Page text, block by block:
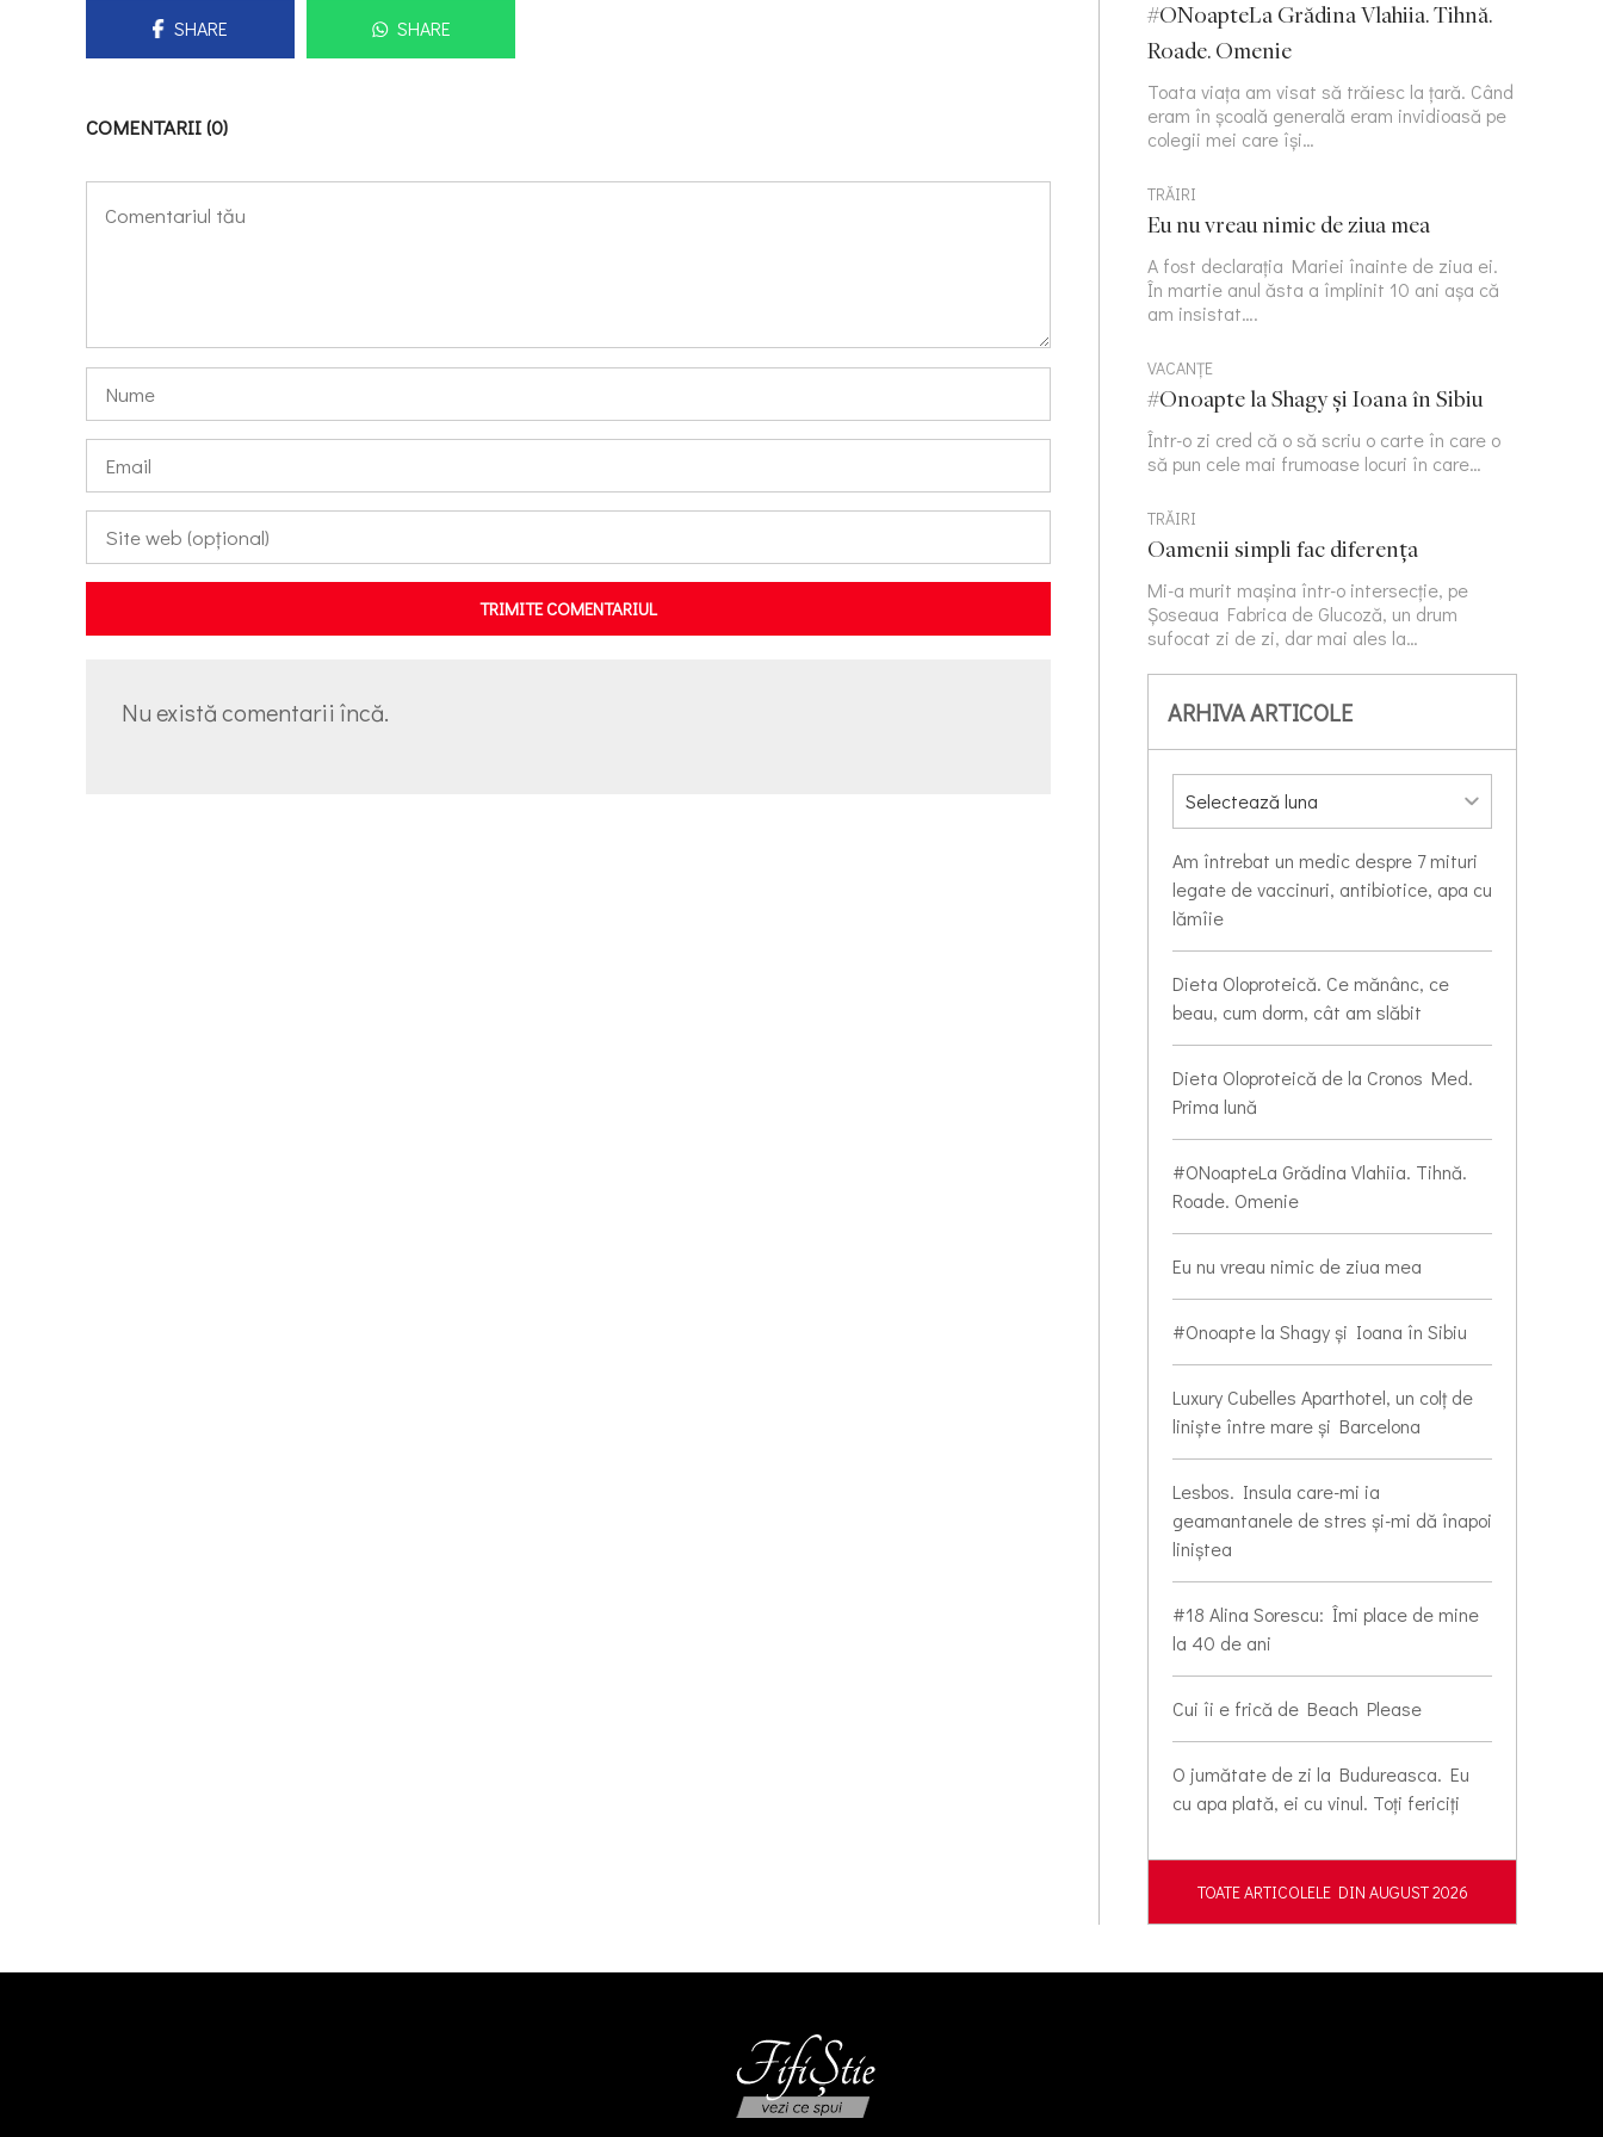
SHARE SHARE
COMENTARII (0)
TRIMITE COMENTARIUL
Nu există comentarii încă.
#ONoapteLa Grădina Vlahiia. Tihnă.
Roade. Omenie
Toata viața am visat să trăiesc la țară. Când
eram în școală generală eram invidioasă pe
colegii mei care își…
TRĂIRI
Eu nu vreau nimic de ziua mea
A fost declarația Mariei înainte de ziua ei.
În martie anul ăsta a împlinit 10 ani așa că
am insistat….
VACANȚE
#Onoapte la Shagy și Ioana în Sibiu
Într-o zi cred că o să scriu o carte în care o
să pun cele mai frumoase locuri în care…
TRĂIRI
Oamenii simpli fac diferența
Mi-a murit mașina într-o intersecție, pe
Șoseaua Fabrica de Glucoză, un drum
sufocat zi de zi, dar mai ales la…
ARHIVA ARTICOLE
Am întrebat un medic despre 7 mituri
legate de vaccinuri, antibiotice, apa cu
lămîie
Dieta Oloproteică. Ce mănânc, ce
beau, cum dorm, cât am slăbit
Dieta Oloproteică de la Cronos Med.
Prima lună
#ONoapteLa Grădina Vlahiia. Tihnă.
Roade. Omenie
Eu nu vreau nimic de ziua mea
#Onoapte la Shagy și Ioana în Sibiu
Luxury Cubelles Aparthotel, un colț de
liniște între mare și Barcelona
Lesbos. Insula care-mi ia
geamantanele de stres și-mi dă înapoi
liniștea
#18 Alina Sorescu: Îmi place de mine
la 40 de ani
Cui îi e frică de Beach Please
O jumătate de zi la Budureasca. Eu
cu apa plată, ei cu vinul. Toți fericiți
TOATE ARTICOLELE DIN AUGUST 2026